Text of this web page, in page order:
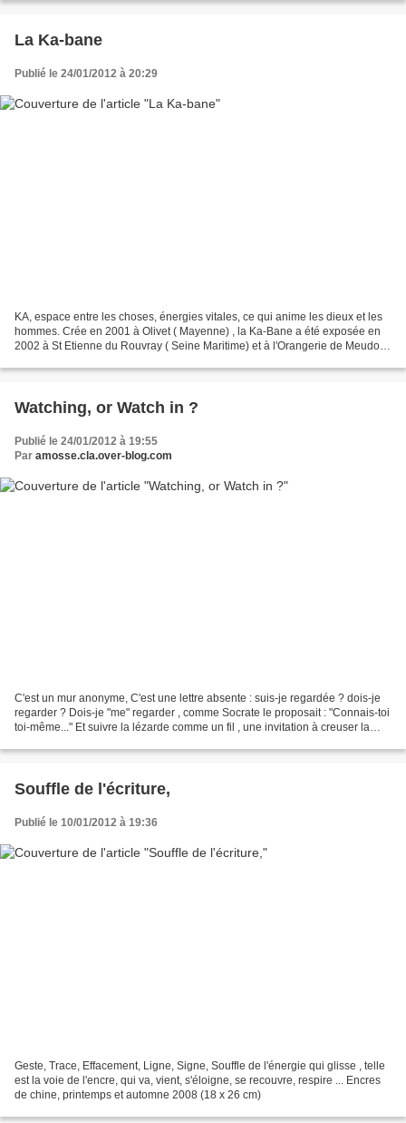
La Ka-bane
Publié le 24/01/2012 à 20:29
KA, espace entre les choses, énergies vitales, ce qui anime les dieux et les
hommes. Crée en 2001 à Olivet ( Mayenne) , la Ka-Bane a été exposée en
2002 à St Etienne du Rouvray ( Seine Maritime) et à l'Orangerie de Meudon
Watching, or Watch in ?
Publié le 24/01/2012 à 19:55
Par amosse.cla.over-blog.com
C'est un mur anonyme, C'est une lettre absente : suis-je regardée ? dois-je
regarder ? Dois-je "me" regarder , comme Socrate le proposait : "Connais-toi
toi-même..." Et suivre la lézarde comme un fil , une invitation à creuser la
Souffle de l'écriture,
Publié le 10/01/2012 à 19:36
Geste, Trace, Effacement, Ligne, Signe, Souffle de l'énergie qui glisse , telle
est la voie de l'encre, qui va, vient, s'éloigne, se recouvre, respire ... Encres
de chine, printemps et automne 2008 (18 x 26 cm)